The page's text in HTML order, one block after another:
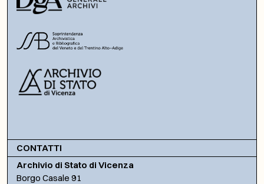
CONTATTI
Archivio di Stato di Vicenza
Borgo Casale 91